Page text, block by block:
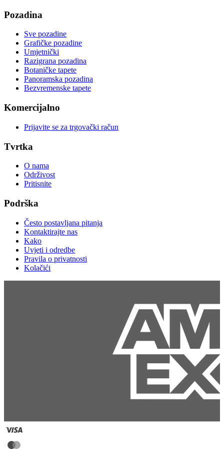
Pozadina
Sve pozadine
Grafičke pozadine
Umjetnički
Razigrana pozadina
Botaničke tapete
Panoramska pozadina
Bezvremenske tapete
Komercijalno
Prijavite se za trgovački račun
Tvrtka
O nama
Održivost
Pritisnite
Podrška
Često postavljana pitanja
Kontaktirajte nas
Kako
Uvjeti i odredbe
Pravila o privatnosti
Kolačići